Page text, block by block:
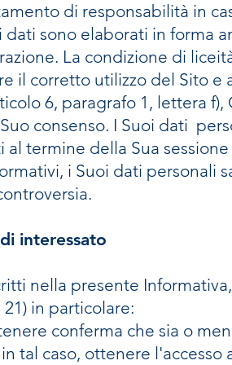
di responsabilità in
sono elaborati in forma
La condizione di
il corretto utilizzo del Sito e
6, paragrafo 1, lettera f),
consenso. I Suoi dati
termine della Sua
i Suoi dati personali
interessato
nella presente
in particolare:
conferma che sia o
tal caso, ottenere l'accesso